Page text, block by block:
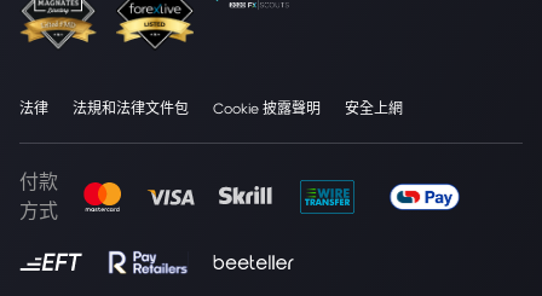
法律 法規和法律文件包 Cookie 披露聲明 安全上網
付款
方式